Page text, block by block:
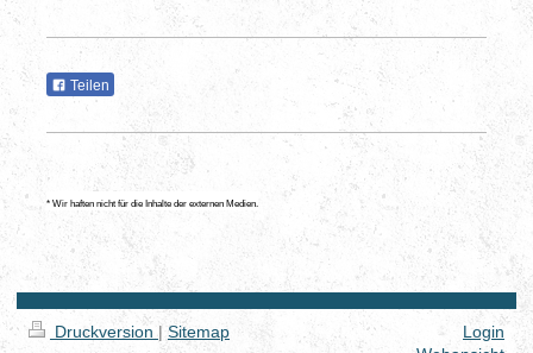
Teilen
* Wir haften nicht für die Inhalte der externen Medien.
Druckversion | Sitemap
Login